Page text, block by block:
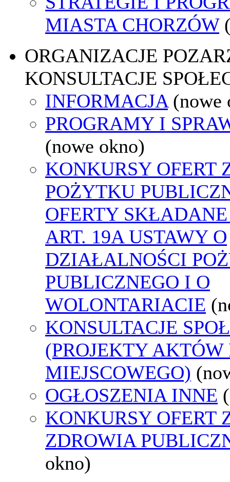
MIASTA CHORZÓW
ORGANIZACJE
KONSULTACJE
INFORMACJA (nowe
PROGRAMY I
(nowe okno)
KONKURSY OFERT
POŻYTKU
OFERTY
ART. 19A USTAWY O
DZIAŁALNOŚCI
PUBLICZNEGO I O
WOLONTARIACIE
KONSULTACJE
(PROJEKTY AKTÓW
MIEJSCOWEGO)
OGŁOSZENIA INNE
KONKURSY OFERT
ZDROWIA
okno)